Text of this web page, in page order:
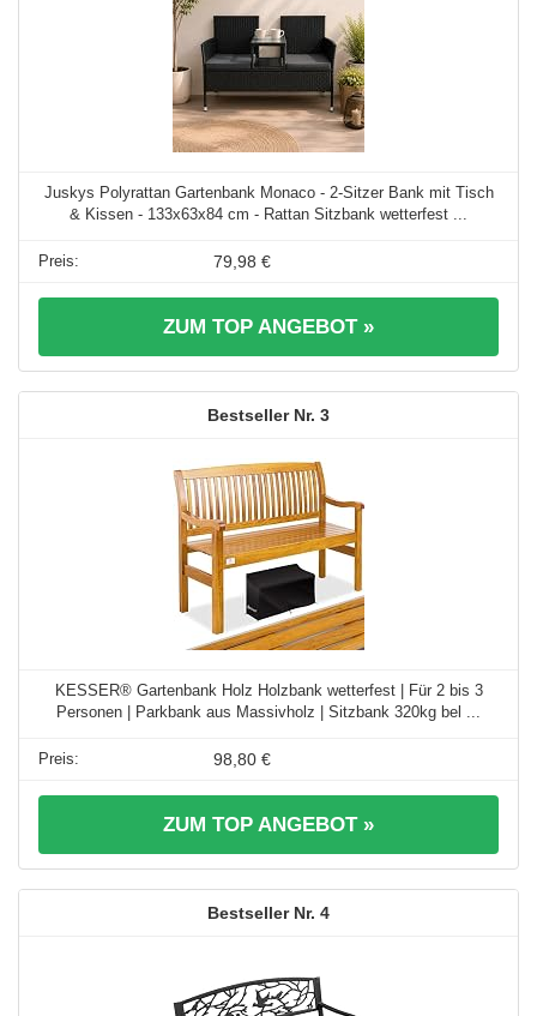
Juskys Polyrattan Gartenbank Monaco - 2-Sitzer Bank mit Tisch
& Kissen - 133x63x84 cm - Rattan Sitzbank wetterfest ...
79,98 €
ZUM TOP ANGEBOT »
3
KESSER® Gartenbank Holz Holzbank wetterfest | Für 2 bis 3
Personen | Parkbank aus Massivholz | Sitzbank 320kg bel ...
98,80 €
ZUM TOP ANGEBOT »
4